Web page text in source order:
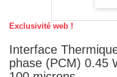
Exclusivité web !
Interface
phase (PCM) 0.45